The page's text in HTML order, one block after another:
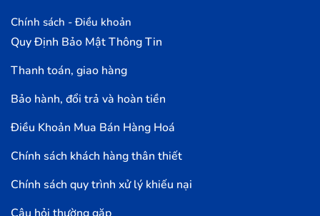
Chính sách - Điều khoản
Quy Định Bảo Mật Thông Tin
Thanh toán, giao hàng
Bảo hành, đổi trả và hoàn tiền
Điều Khoản Mua Bán Hàng Hoá
Chính sách khách hàng thân thiết
Chính sách quy trình xử lý khiếu nại